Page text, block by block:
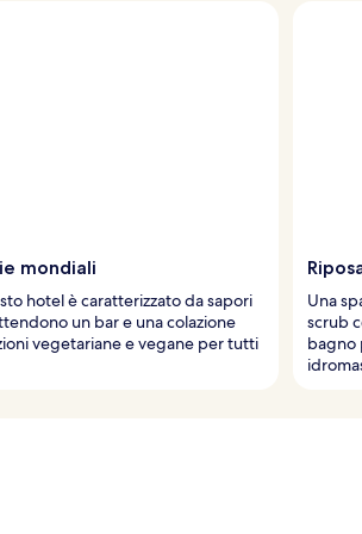
mondiali
hotel è caratterizzato da sapori
un bar e una colazione
vegetariane e vegane per tutti
Una
scrub
bagno